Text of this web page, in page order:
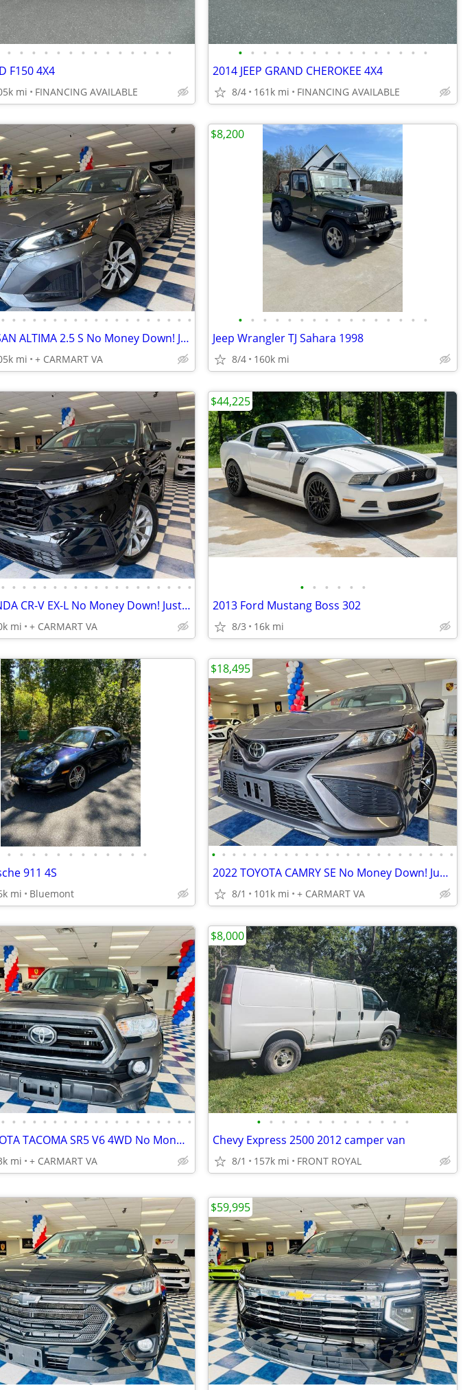
• • • • • • • • • • • • • •
F150 4X4
mi FINANCING AVAILABLE
• • • • • • • • • • • • • • • •
2014 JEEP GRAND CHEROKEE 4X4
8/4 161k mi FINANCING AVAILABLE
• • • • • • • • • • • • • • • • • • •
2023 NISSAN ALTIMA 2.5 S No Money Down! Just Pay Taxes Tags!
mi + CARMART VA
• • • • • • • • • • • • • • • •
Jeep Wrangler TJ Sahara 1998
8/4 160k mi
$8,200
• • • • • • • • • • • • • • • • • • •
2023 HONDA CR-V EX-L No Money Down! Just Pay Taxes Tags!
mi + CARMART VA
• • • • • •
2013 Ford Mustang Boss 302
8/3 16k mi
$44,225
• • • • • • • • • • • •
911 4S
mi Bluemont
• • • • • • • • • • • • • • • • • • • • • • • •
2022 TOYOTA CAMRY SE No Money Down! Just Pay Taxes Tags!
8/1 101k mi + CARMART VA
$18,495
• • • • • • • • • • • • • • • • • • •
2023 TOYOTA TACOMA SR5 V6 4WD No Money Down! Just Pay Taxes Tags!
mi + CARMART VA
• • • • • • • • • • • • •
Chevy Express 2500 2012 camper van
8/1 157k mi FRONT ROYAL
$8,000
$59,995